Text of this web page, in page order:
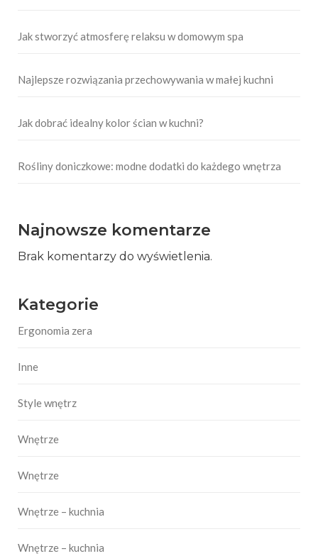
Jak stworzyć atmosferę relaksu w domowym spa
Najlepsze rozwiązania przechowywania w małej kuchni
Jak dobrać idealny kolor ścian w kuchni?
Rośliny doniczkowe: modne dodatki do każdego wnętrza
Najnowsze komentarze
Brak komentarzy do wyświetlenia.
Kategorie
Ergonomia zera
Inne
Style wnętrz
Wnętrze
Wnętrze
Wnętrze – kuchnia
Wnętrze – kuchnia